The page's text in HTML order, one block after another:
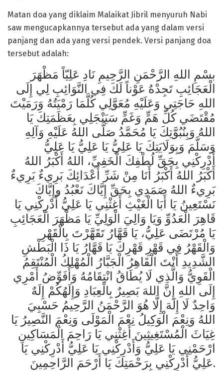
Matan doa yang diklaim Malaikat Jibril menyuruh Nabi
saw mengucapkannya tersebut ada yang dalam versi
panjang dan ada yang versi pendek. Versi panjang doa
tersebut adalah:
بسْمِ اللهِ الرَّحْمَنِ الرَّحِيمِ نَادِ عَلِيّاً مَظْهَرَ
الْعَجَائِبِ تَجِدْهُ عَوْناً لَكَ فِي النَّوَائِبِ لِي إِلَى
اللهِ حَاجَتِي وَعَلَيْهِ مُعَوَّلِي كُلَّمَا رَمْيَتُهُ وَرَمَيْتَ
مُقْتَضَي كُلِّ هَمٍّ وَغَمٍّ سَيَنْجَلِي بِعَظَمَتِكَ يَا
اللهُ وَبِنُبُوَّتِكَ يَا مُحَمَّدُ صَلَّى اللهُ عَلَيْهِ وَآلِهِ
وَسَلَّمَ وَبِوَلَايَتِكَ يَا عَلِيُّ يَا عَلِيُّ يَا عَلِيُّ
أَدْرِكْنِي بِحَقِّ لُطْفِكَ الْخَفِيِّ، اللهُ أَكْبَرُ اللهُ
أَكْبَرُ اللهُ أَكْبَرُ أَنَا مِنْ شَرِّ أَعْدَائِكَ بَرِي‌ءٌ بَرِي‌ءٌ
بَرِي‌ءٌ اللهُ صَمَدِي بِحَقِّ إِيَّاكَ نَعْبُدُ وإِيَّاكَ
نَسْتَعِينُ يَا أَبَا الْغَيْثِ أَغِثْنِي يَا عَلِيُّ أَدْرِكْنِي يَا
قَاهِرَ الْعَدُوِّ وَيَا وَالِيَ الْوَلِيِّ يَا مَظْهَرَ الْعَجَائِبِ
يَا مُرْتَضَى عَلِيُّ، يَا قَهَّارُ تَقَهَّرْتَ بِالْقَهْرِ
وَالْقَهْرُ فِي قَهْرِ قَهْرِكَ يَا قَهَّارُ يَا ذَا الْبَطْشِ
الشَّدِيدِ أَنْتَ الْقَاهِرُ الْجَبَّارُ الْمُهْلِكُ الْمُنْتَقِمُ
الْقَوِيُّ وَالَّذِي لَا يُطَاقُ انْتِقَامُهُ وَأُفَوِّضُ أَمْرِي
إِلَى اللهِ إِنَّ اللهَ بَصِيرٌ بِالْعِبَادِ وَإِلَهُكُمْ إِلَهٌ
وَاحِدٌ لَا إِلَهَ إِلَّا هُوَ الرَّحْمَنُ الرَّحِيمُ حَسْبِيَ
اللهُ وَنِعْمَ الْوَكِيلُ نِعْمَ الْمَوْلَى وَنِعْمَ النَّصِيرُ يَا
غِيَاثَ الْمُسْتَغِيثِينَ أَغِثْنِي يَا رَاحِمَ الْمَسَاكِينِ
ارْحَمْنِي يَا عَلِيُّ وَأَدْرِكْنِي يَا عَلِيُّ أَدْرِكْنِي يَا
عَلِيُّ أَدْرِكْنِي بِرَحْمَتِكَ يَا أَرْحَمَ الرَّاحِمِينَ.